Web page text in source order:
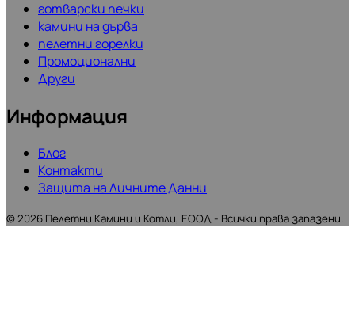
готварски печки
камини на дърва
пелетни горелки
Промоционални
Други
Информация
Блог
Контакти
Защита на Личните Данни
©2026 Пелетни Камини и Котли, ЕООД - Всички права запазени.